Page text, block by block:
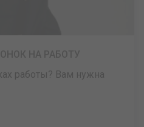
работы? Вам нужна